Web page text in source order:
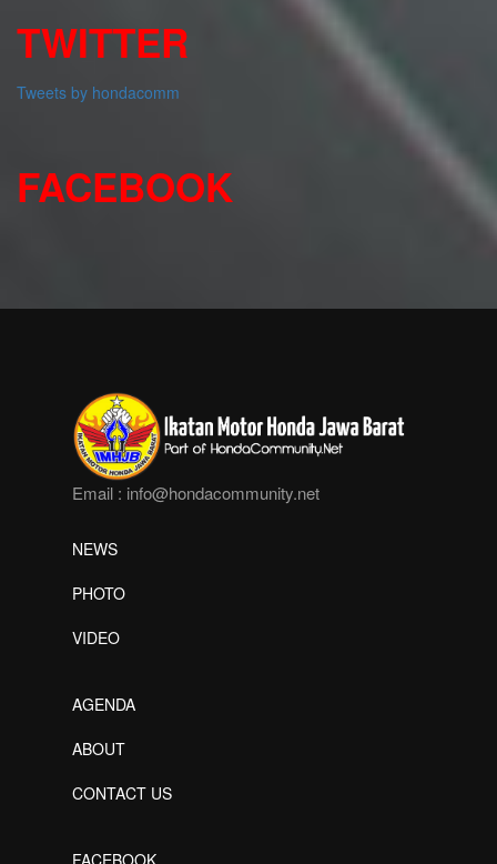
TWITTER
Tweets by hondacomm
FACEBOOK
Email : info@hondacommunity.net
NEWS
PHOTO
VIDEO
AGENDA
ABOUT
CONTACT US
FACEBOOK